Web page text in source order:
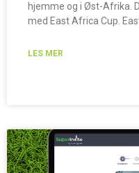
hjemme og i Øst-Afrika.
med East Africa Cup.
LES MER